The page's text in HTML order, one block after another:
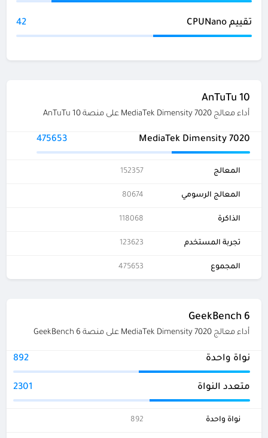
تقييم CPUNano 42
AnTuTu 10
أداء معالج MediaTek Dimensity 7020 على منصة AnTuTu 10
MediaTek Dimensity 7020
475653
المعالج 152357
المعالج الرسومي 80674
الذاكرة 118068
تجربة المستخدم 123623
المجموع 475653
GeekBench 6
أداء معالج MediaTek Dimensity 7020 على منصة GeekBench 6
نواة واحدة 892
متعدد النواة 2301
نواة واحدة 892